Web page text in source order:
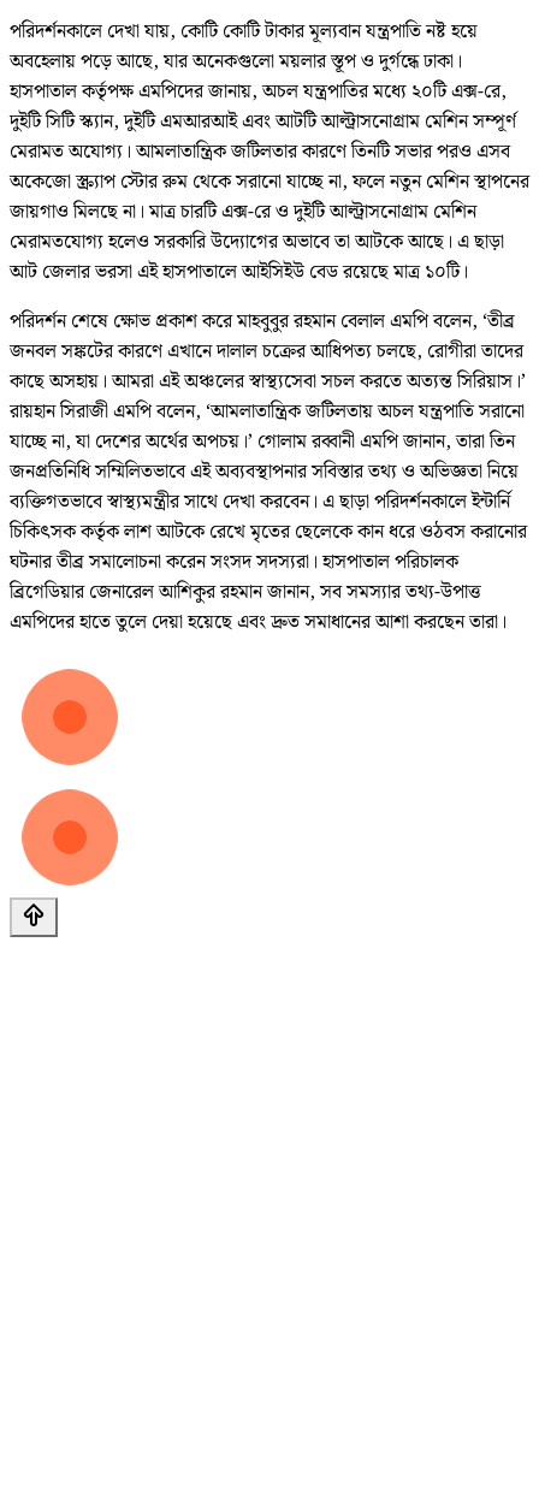
পরিদর্শনকালে দেখা যায়, কোটি কোটি টাকার মূল্যবান যন্ত্রপাতি নষ্ট হয়ে
অবহেলায় পড়ে আছে, যার অনেকগুলো ময়লার স্তূপ ও দুর্গন্ধে ঢাকা।
হাসপাতাল কর্তৃপক্ষ এমপিদের জানায়, অচল যন্ত্রপাতির মধ্যে ২০টি এক্স-রে,
দুইটি সিটি স্ক্যান, দুইটি এমআরআই এবং আটটি আল্ট্রাসনোগ্রাম মেশিন সম্পূর্ণ
মেরামত অযোগ্য। আমলাতান্ত্রিক জটিলতার কারণে তিনটি সভার পরও এসব
অকেজো স্ক্র্যাপ স্টোর রুম থেকে সরানো যাচ্ছে না, ফলে নতুন মেশিন স্থাপনের
জায়গাও মিলছে না। মাত্র চারটি এক্স-রে ও দুইটি আল্ট্রাসনোগ্রাম মেশিন
মেরামতযোগ্য হলেও সরকারি উদ্যোগের অভাবে তা আটকে আছে। এ ছাড়া
আট জেলার ভরসা এই হাসপাতালে আইসিইউ বেড রয়েছে মাত্র ১০টি।
পরিদর্শন শেষে ক্ষোভ প্রকাশ করে মাহবুবুর রহমান বেলাল এমপি বলেন, ‘তীব্র
জনবল সঙ্কটের কারণে এখানে দালাল চক্রের আধিপত্য চলছে, রোগীরা তাদের
কাছে অসহায়। আমরা এই অঞ্চলের স্বাস্থ্যসেবা সচল করতে অত্যন্ত সিরিয়াস।’
রায়হান সিরাজী এমপি বলেন, ‘আমলাতান্ত্রিক জটিলতায় অচল যন্ত্রপাতি সরানো
যাচ্ছে না, যা দেশের অর্থের অপচয়।’ গোলাম রব্বানী এমপি জানান, তারা তিন
জনপ্রতিনিধি সম্মিলিতভাবে এই অব্যবস্থাপনার সবিস্তার তথ্য ও অভিজ্ঞতা নিয়ে
ব্যক্তিগতভাবে স্বাস্থ্যমন্ত্রীর সাথে দেখা করবেন। এ ছাড়া পরিদর্শনকালে ইন্টার্নি
চিকিৎসক কর্তৃক লাশ আটকে রেখে মৃতের ছেলেকে কান ধরে ওঠবস করানোর
ঘটনার তীব্র সমালোচনা করেন সংসদ সদস্যরা। হাসপাতাল পরিচালক
ব্রিগেডিয়ার জেনারেল আশিকুর রহমান জানান, সব সমস্যার তথ্য-উপাত্ত
এমপিদের হাতে তুলে দেয়া হয়েছে এবং দ্রুত সমাধানের আশা করছেন তারা।